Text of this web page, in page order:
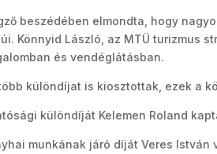
beszédében elmondta, hogy
Könnyid László, az MTÜ turizmus
és vendéglátásban.
különdíjat is kiosztottak, ezek a
különdíját Kelemen Roland
munkának járó díját Veres István